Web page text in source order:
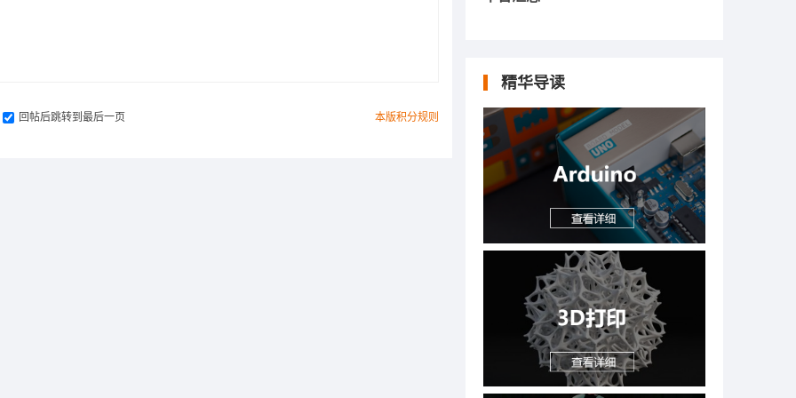
本版积分规则
回帖后跳转到最后一页
精华导读